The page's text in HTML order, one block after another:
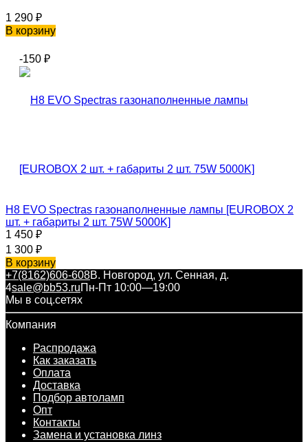
1 290 ₽
В корзину
-150 ₽
H8 EVO Spectras газонаполненные лампы [EUROBOX 2
шт. + габариты 2 шт. 75W 5000K]
1 450 ₽
1 300 ₽
В корзину
+7(8162)606-608В. Новгород, ул. Сенная, д.
4sale@bb53.ruПн-Пт 10:00—19:00
Мы в соц.сетях
Компания
Распродажа
Как заказать
Оплата
Доставка
Подбор автоламп
Опт
Контакты
Замена и установка линз